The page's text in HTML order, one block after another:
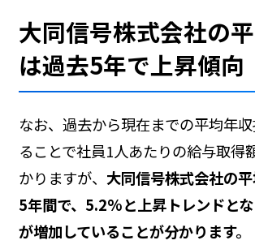
大同信号株式会社の
は過去5年で上昇傾向
なお、過去から現在までの平均年
ることで社員1人あたりの給与取得
かりますが、 大同信号株式会社の
5年間で、5.2%と上昇トレンドと
が増加していることが分かります。